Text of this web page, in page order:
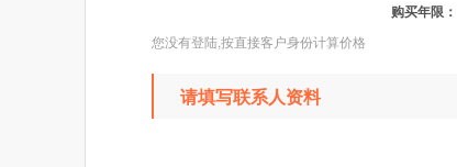
购买年限：
您没有登陆,按直接客户身份计算价格
请填写联系人资料